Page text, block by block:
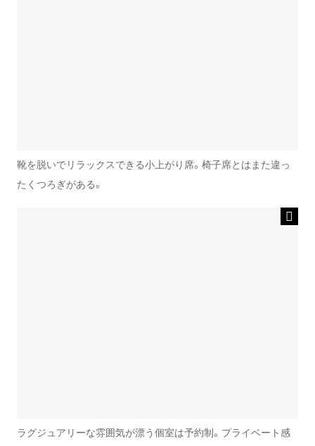
靴を脱いでリラックスできる小上がり席。椅子席とはまた違っ
たくつろぎがある。
ラグジュアリーな雰囲気が漂う個室は予約制。プライベート感